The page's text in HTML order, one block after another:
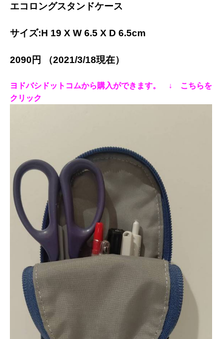
エコロングスタンドケース
サイズ:H 19 X W 6.5 X D 6.5cm
2090円 （2021/3/18現在）
ヨドバシドットコムから購入ができます。 ↓ こちらを
クリック